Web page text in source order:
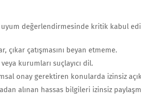
değerlendirmesinde kritik kabul
çıkar çatışmasını beyan etmeme.
kurumları suçlayıcı dil.
onay gerektiren konularda izinsiz
alınan hassas bilgileri izinsiz